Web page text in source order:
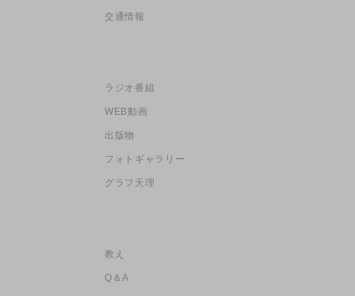
交通情報
ラジオ番組
WEB動画
出版物
フォトギャラリー
グラフ天理
教え
Q＆A